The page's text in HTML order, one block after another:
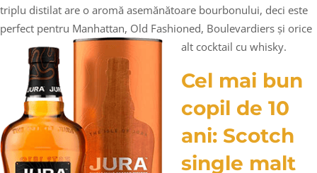
triplu distilat are o aromă asemănătoare bourbonului, deci este
perfect pentru Manhattan, Old Fashioned, Boulevardiers și orice
alt cocktail cu whisky.
Cel mai bun
copil de 10
ani: Scotch
single malt